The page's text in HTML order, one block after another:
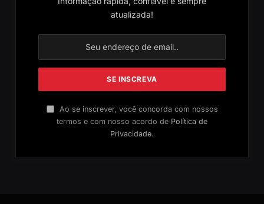
atualizada!
Ao se inscrever, você concorda com nossos
termos e com nosso acordo de Política de
Privacidade.